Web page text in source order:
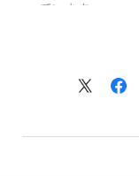
ています。
身長179cm、体
ーズフィットだ
着丈もお尻の半
ともないです。